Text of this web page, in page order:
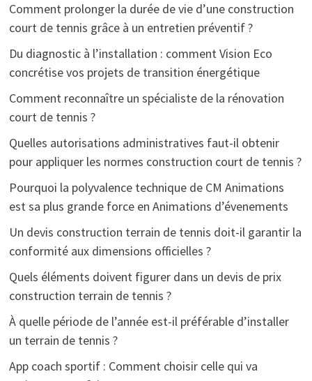
Comment prolonger la durée de vie d’une construction
court de tennis grâce à un entretien préventif ?
Du diagnostic à l’installation : comment Vision Eco
concrétise vos projets de transition énergétique
Comment reconnaître un spécialiste de la rénovation
court de tennis ?
Quelles autorisations administratives faut-il obtenir
pour appliquer les normes construction court de tennis ?
Pourquoi la polyvalence technique de CM Animations
est sa plus grande force en Animations d’évenements
Un devis construction terrain de tennis doit-il garantir la
conformité aux dimensions officielles ?
Quels éléments doivent figurer dans un devis de prix
construction terrain de tennis ?
À quelle période de l’année est-il préférable d’installer
un terrain de tennis ?
App coach sportif : Comment choisir celle qui va